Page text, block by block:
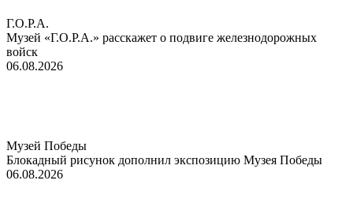
Г.О.Р.А.
Музей «Г.О.Р.А.» расскажет о подвиге железнодорожных
войск
06.08.2026
Музей Победы
Блокадный рисунок дополнил экспозицию Музея Победы
06.08.2026